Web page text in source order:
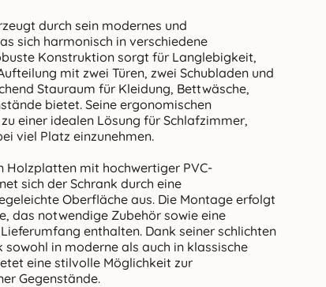
durch sein modernes und
sich harmonisch in verschiedene
Konstruktion sorgt für Langlebigkeit,
mit zwei Türen, zwei Schubladen und
Stauraum für Kleidung, Bettwäsche,
bietet. Seine ergonomischen
einer idealen Lösung für Schlafzimmer,
viel Platz einzunehmen.
Holzplatten mit hochwertiger PVC-
sich der Schrank durch eine
Oberfläche aus. Die Montage erfolgt
das notwendige Zubehör sowie eine
enthalten. Dank seiner schlichten
in moderne als auch in klassische
eine stilvolle Möglichkeit zur
Gegenstände.